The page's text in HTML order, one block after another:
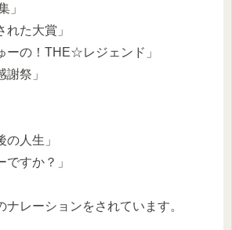
」
れた大賞」
ーの！THE☆レジェンド」
謝祭」
の人生」
ですか？」
ナレーションをされています。